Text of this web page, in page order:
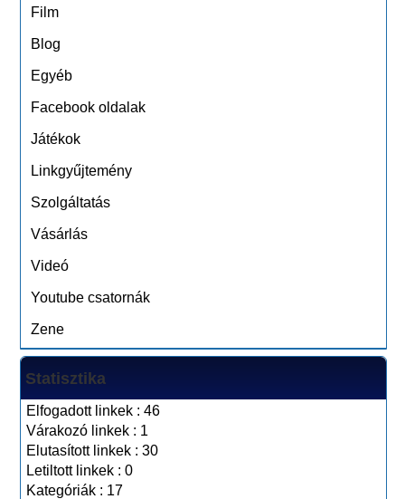
Film
Blog
Egyéb
Facebook oldalak
Játékok
Linkgyűjtemény
Szolgáltatás
Vásárlás
Videó
Youtube csatornák
Zene
Statisztika
Elfogadott linkek : 46
Várakozó linkek : 1
Elutasított linkek : 30
Letiltott linkek : 0
Kategóriák : 17